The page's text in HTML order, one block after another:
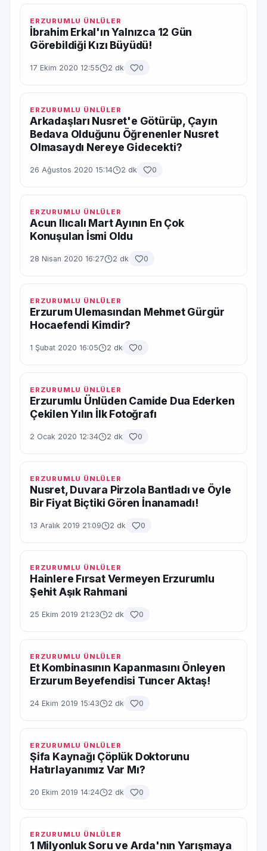
ERZURUMLU ÜNLÜLER
İbrahim Erkal'ın Yalnızca 12 Gün
Görebildiği Kızı Büyüdü!
17 Ekim 2020 12:55 2 dk 0
ERZURUMLU ÜNLÜLER
Arkadaşları Nusret'e Götürüp, Çayın
Bedava Olduğunu Öğrenenler Nusret
Olmasaydı Nereye Gidecekti?
26 Ağustos 2020 15:14 2 dk 0
ERZURUMLU ÜNLÜLER
Acun Ilıcalı Mart Ayının En Çok
Konuşulan İsmi Oldu
28 Nisan 2020 16:27 2 dk 0
ERZURUMLU ÜNLÜLER
Erzurum Ulemasından Mehmet Gürgür
Hocaefendi Kimdir?
1 Şubat 2020 16:05 2 dk 0
ERZURUMLU ÜNLÜLER
Erzurumlu Ünlüden Camide Dua Ederken
Çekilen Yılın İlk Fotoğrafı
2 Ocak 2020 12:34 2 dk 0
ERZURUMLU ÜNLÜLER
Nusret, Duvara Pirzola Bantladı ve Öyle
Bir Fiyat Biçtiki Gören İnanamadı!
13 Aralık 2019 21:09 2 dk 0
ERZURUMLU ÜNLÜLER
Hainlere Fırsat Vermeyen Erzurumlu
Şehit Aşık Rahmani
25 Ekim 2019 21:23 2 dk 0
ERZURUMLU ÜNLÜLER
Et Kombinasının Kapanmasını Önleyen
Erzurum Beyefendisi Tuncer Aktaş!
24 Ekim 2019 15:43 2 dk 0
ERZURUMLU ÜNLÜLER
Şifa Kaynağı Çöplük Doktorunu
Hatırlayanımız Var Mı?
20 Ekim 2019 14:24 2 dk 0
ERZURUMLU ÜNLÜLER
1 Milyonluk Soru ve Arda'nın Yarışmaya